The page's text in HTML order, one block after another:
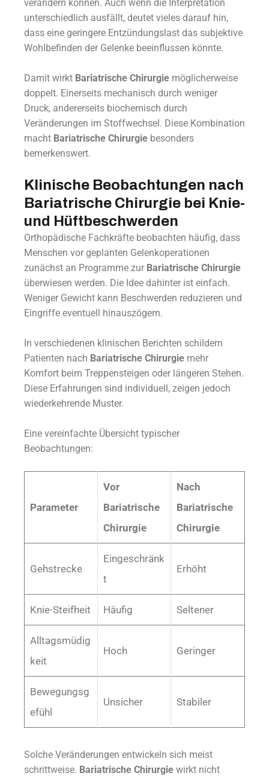
verändern können. Auch wenn die Interpretation
unterschiedlich ausfällt, deutet vieles darauf hin,
dass eine geringere Entzündungslast das subjektive
Wohlbefinden der Gelenke beeinflussen könnte.
Damit wirkt Bariatrische Chirurgie möglicherweise
doppelt. Einerseits mechanisch durch weniger
Druck, andererseits biochemisch durch
Veränderungen im Stoffwechsel. Diese Kombination
macht Bariatrische Chirurgie besonders
bemerkenswert.
Klinische Beobachtungen nach
Bariatrische Chirurgie bei Knie-
und Hüftbeschwerden
Orthopädische Fachkräfte beobachten häufig, dass
Menschen vor geplanten Gelenkoperationen
zunächst an Programme zur Bariatrische Chirurgie
überwiesen werden. Die Idee dahinter ist einfach.
Weniger Gewicht kann Beschwerden reduzieren und
Eingriffe eventuell hinauszögern.
In verschiedenen klinischen Berichten schildern
Patienten nach Bariatrische Chirurgie mehr
Komfort beim Treppensteigen oder längeren Stehen.
Diese Erfahrungen sind individuell, zeigen jedoch
wiederkehrende Muster.
Eine vereinfachte Übersicht typischer
Beobachtungen:
Parameter
Vor
Bariatrische
Chirurgie
Nach
Bariatrische
Chirurgie
Gehstrecke
Eingeschränk
t
Erhöht
Knie-Steifheit Häufig Seltener
Alltagsmüdig
keit
Hoch Geringer
Bewegungsg
efühl
Unsicher Stabiler
Solche Veränderungen entwickeln sich meist
schrittweise. Bariatrische Chirurgie wirkt nicht